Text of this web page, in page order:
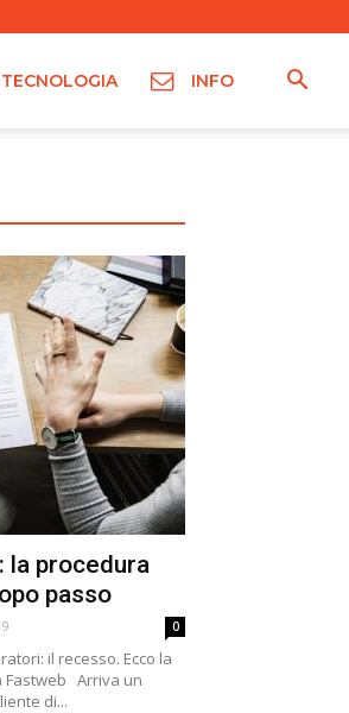
TECNOLOGIA INFO
la procedura
passo
0
il recesso. Ecco la
Fastweb Arriva un
di...